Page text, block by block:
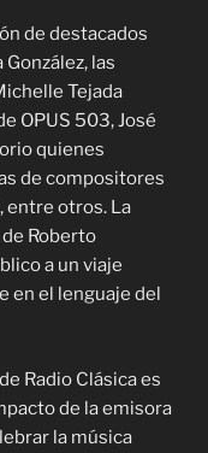
de destacados
las
Tejada
OPUS 503, José
quienes
de compositores
entre otros. La
Roberto
a un viaje
en el lenguaje del
Radio Clásica es
de la emisora
la música